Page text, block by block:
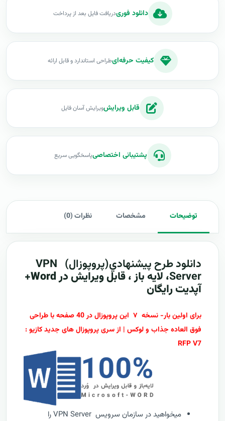
دانلود فوریدریافت فایل بعد از پرداخت
کیفیت حرفه‌ایطراحی استاندارد و قابل ارائه
قابل ویرایشویرایش آسان فایل
پشتیبانی اختصاصیپاسخگویی سریع
توضیحات مشخصات نظرات (0)
دانلود طرح پيشنهادي(پروپوزال) VPN
Server ، لایه باز ، قابل ویرایش در Word+
آپدیت رایگان
برای اولین بار- نسخه ۷ این پروپوزال در 40 صفحه با طراحی
فوق العاده جذاب و لوکس | از سری پروپوزال های جدید کازیو :
RFP V7
میخواهید در سازمان سرویس VPN Server را